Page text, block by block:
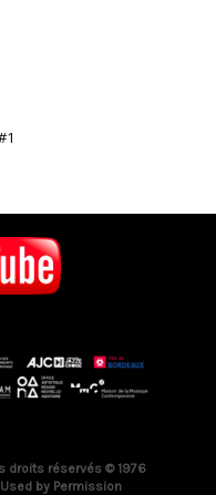
droits réservés © 1976
by Permission